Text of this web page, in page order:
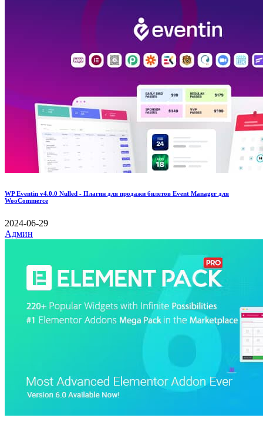
WP Eventin v4.0.0 Nulled - Плагин для продажи билетов Event Manager для
WooCommerce
2024-06-29
Админ